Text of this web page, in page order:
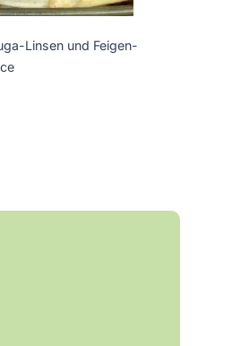
Linsen und Feigen-